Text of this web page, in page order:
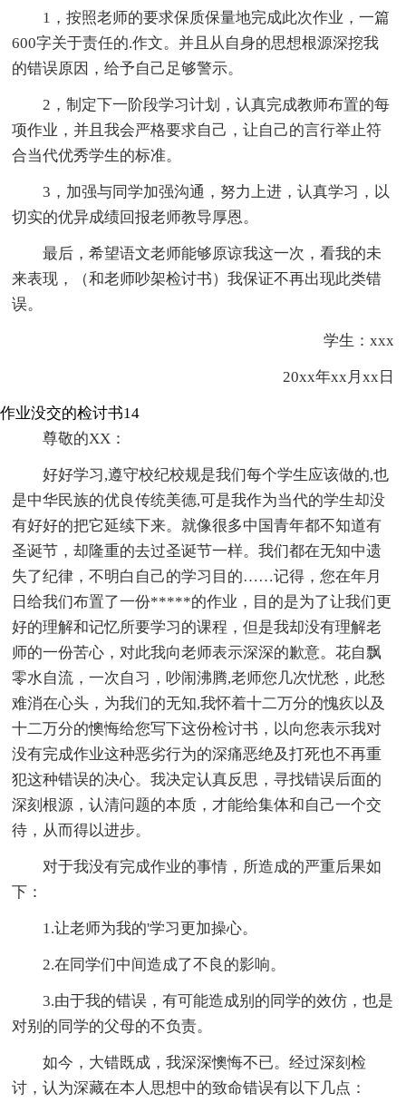
1，按照老师的要求保质保量地完成此次作业，一篇
600字关于责任的.作文。并且从自身的思想根源深挖我
的错误原因，给予自己足够警示。
2，制定下一阶段学习计划，认真完成教师布置的每
项作业，并且我会严格要求自己，让自己的言行举止符
合当代优秀学生的标准。
3，加强与同学加强沟通，努力上进，认真学习，以
切实的优异成绩回报老师教导厚恩。
最后，希望语文老师能够原谅我这一次，看我的未
来表现，（和老师吵架检讨书）我保证不再出现此类错
误。
学生：xxx
20xx年xx月xx日
作业没交的检讨书14
尊敬的XX：
好好学习,遵守校纪校规是我们每个学生应该做的,也
是中华民族的优良传统美德,可是我作为当代的学生却没
有好好的把它延续下来。就像很多中国青年都不知道有
圣诞节，却隆重的去过圣诞节一样。我们都在无知中遗
失了纪律，不明白自己的学习目的……记得，您在年月
日给我们布置了一份*****的作业，目的是为了让我们更
好的理解和记忆所要学习的课程，但是我却没有理解老
师的一份苦心，对此我向老师表示深深的歉意。花自飘
零水自流，一次自习，吵闹沸腾,老师您几次忧愁，此愁
难消在心头，为我们的无知,我怀着十二万分的愧疚以及
十二万分的懊悔给您写下这份检讨书，以向您表示我对
没有完成作业这种恶劣行为的深痛恶绝及打死也不再重
犯这种错误的决心。我决定认真反思，寻找错误后面的
深刻根源，认清问题的本质，才能给集体和自己一个交
待，从而得以进步。
对于我没有完成作业的事情，所造成的严重后果如
下：
1.让老师为我的'学习更加操心。
2.在同学们中间造成了不良的影响。
3.由于我的错误，有可能造成别的同学的效仿，也是
对别的同学的父母的不负责。
如今，大错既成，我深深懊悔不已。经过深刻检
讨，认为深藏在本人思想中的致命错误有以下几点：